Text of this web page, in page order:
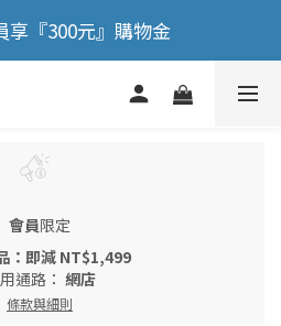
額送膠原蛋白正貨！！
享『300元』購物金
額送膠原蛋白正貨！！
會員限定
：即減 NT$1,499
通路： 網店
條款與細則